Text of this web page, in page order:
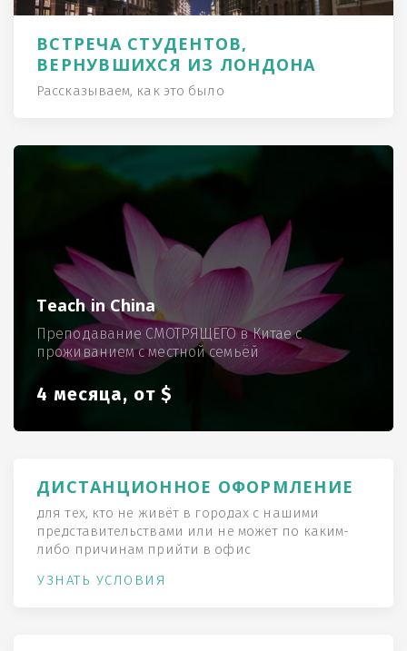
ВСТРЕЧА СТУДЕНТОВ,
ВЕРНУВШИХСЯ ИЗ ЛОНДОНА
Рассказываем, как это было
Teach in China
Преподавание СМОТРЯЩЕГО в Китае с
проживанием с местной семьёй
4 месяца, от $
ДИСТАНЦИОННОЕ ОФОРМЛЕНИЕ
для тех, кто не живёт в городах с нашими
представительствами или не может по каким-
либо причинам прийти в офис
УЗНАТЬ УСЛОВИЯ